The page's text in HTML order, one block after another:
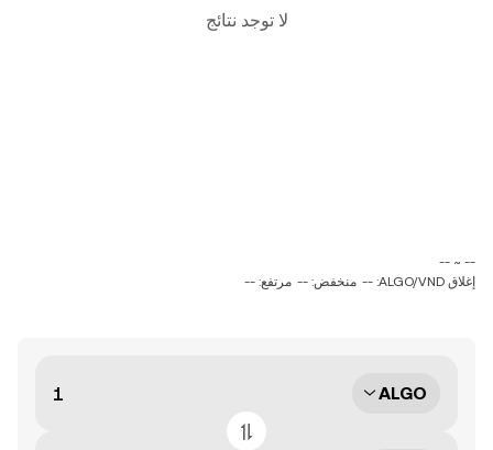
لا توجد نتائج
‏-- ~ ‎--‏
إغلاق ALGO/VND: --
منخفض: -- مرتفع: --
ALGO